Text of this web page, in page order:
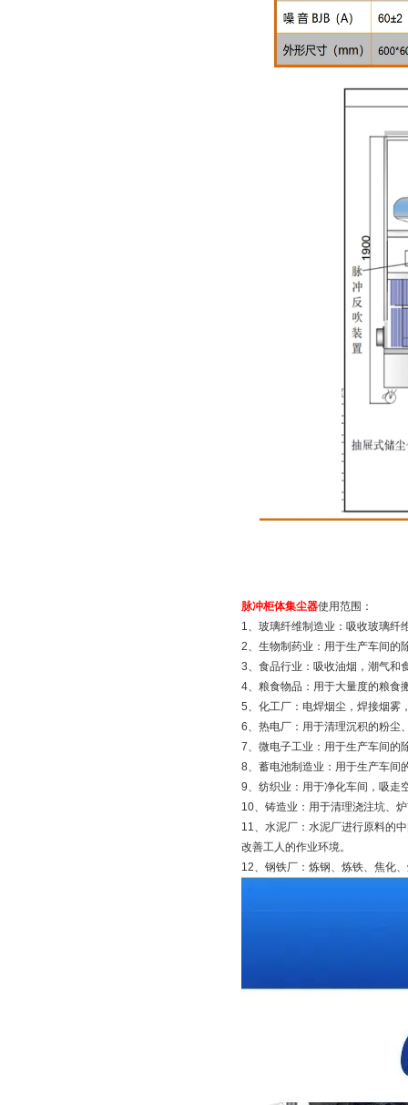
脉冲柜体集尘器使用范围：
1、玻璃纤维制造业：吸收玻璃纤
2、生物制药业：用于生产车间的
3、食品行业：吸收油烟，潮气和
4、粮食物品：用于大量度的粮食
5、化工厂：电焊烟尘，焊接烟雾
6、热电厂：用于清理沉积的粉尘
7、微电子工业：用于生产车间的
8、蓄电池制造业：用于生产车间
9、纺织业：用于净化车间，吸走
10、铸造业：用于清理浇注坑、
11、水泥厂：水泥厂进行原料的
改善工人的作业环境。
12、钢铁厂：炼钢、炼铁、焦化